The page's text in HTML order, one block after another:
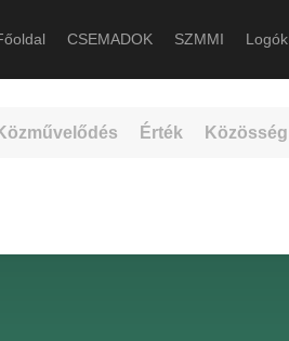
CSEMADOK SZMMI Logók
Érték Közösség